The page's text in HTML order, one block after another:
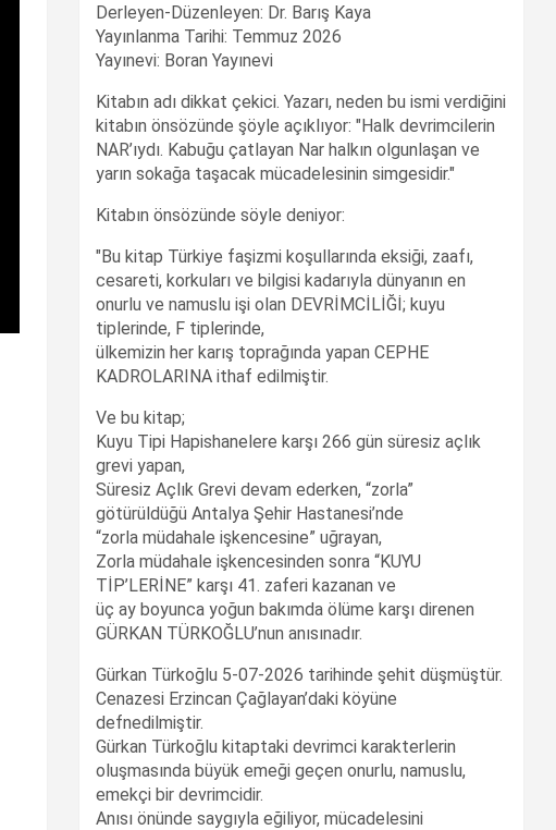
Derleyen-Düzenleyen: Dr. Barış Kaya
Yayınlanma Tarihi: Temmuz 2026
Yayınevi: Boran Yayınevi
Kitabın adı dikkat çekici. Yazarı, neden bu ismi verdiğini
kitabın önsözünde şöyle açıklıyor: "Halk devrimcilerin
NAR’ıydı. Kabuğu çatlayan Nar halkın olgunlaşan ve
yarın sokağa taşacak mücadelesinin simgesidir."
Kitabın önsözünde söyle deniyor:
"Bu kitap Türkiye faşizmi koşullarında eksiği, zaafı,
cesareti, korkuları ve bilgisi kadarıyla dünyanın en
onurlu ve namuslu işi olan DEVRİMCİLİĞİ; kuyu
tiplerinde, F tiplerinde,
ülkemizin her karış toprağında yapan CEPHE
KADROLARINA ithaf edilmiştir.
Ve bu kitap;
Kuyu Tipi Hapishanelere karşı 266 gün süresiz açlık
grevi yapan,
Süresiz Açlık Grevi devam ederken, “zorla”
götürüldüğü Antalya Şehir Hastanesi’nde
“zorla müdahale işkencesine” uğrayan,
Zorla müdahale işkencesinden sonra “KUYU
TİP’LERİNE” karşı 41. zaferi kazanan ve
üç ay boyunca yoğun bakımda ölüme karşı direnen
GÜRKAN TÜRKOĞLU’nun anısınadır.
Gürkan Türkoğlu 5-07-2026 tarihinde şehit düşmüştür.
Cenazesi Erzincan Çağlayan’daki köyüne
defnedilmiştir.
Gürkan Türkoğlu kitaptaki devrimci karakterlerin
oluşmasında büyük emeği geçen onurlu, namuslu,
emekçi bir devrimcidir.
Anısı önünde saygıyla eğiliyor, mücadelesini